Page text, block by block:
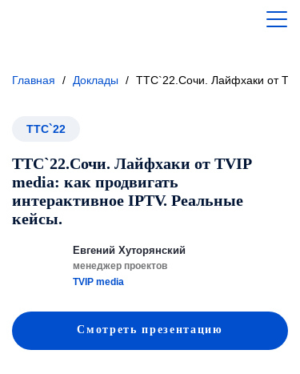
Главная / Доклады / ТТС`22.Сочи. Лайфхаки от
ТТС`22
ТТС`22.Сочи. Лайфхаки от TVIP
media: как продвигать
интерактивное IPTV. Реальные
кейсы.
Евгений Хуторянский
менеджер проектов
TVIP media
Смотретьпрезентацию